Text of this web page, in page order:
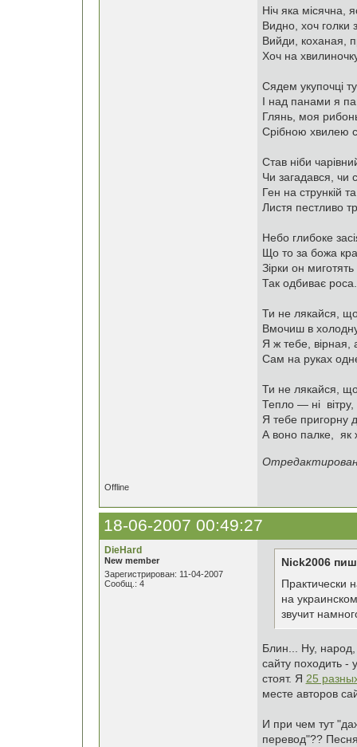
Ніч яка місячна,
Видно, хоч голки
Вийди, коханая,
Хоч на
Сядем укупочці
І над панами я
Глянь, моя
Срібною хвилею
Став ніби
Чи загадався, чи
Ген на стрункій
Листя пестливо
Небо глибоке
Що то за божа
Зірки он
Так одбиває роса.
Ти не лякайся, що
Вмочиш в
Я ж тебе, вірная,
Сам на руках
Ти не лякайся,
Тепло — ні
Я тебе пригорну
А воно палке, як
Offline
18-06-2007 00:49:27
DieHard
New member
Зарегистрирован: 11-04-2007
Сообщ.: 4
Nick2006
Практически
на
звучит
Блин... Ну,
сайту походить
стоят. Я 25
месте авторов
И при чем тут
перевод"??